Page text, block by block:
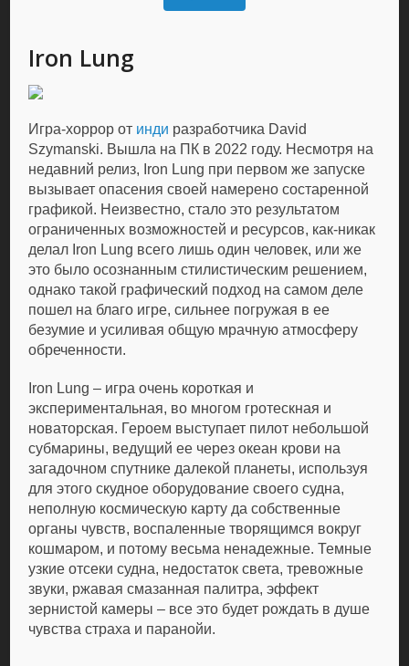
Iron Lung
Игра-хоррор от инди разработчика David
Szymanski. Вышла на ПК в 2022 году. Несмотря на
недавний релиз, Iron Lung при первом же запуске
вызывает опасения своей намерено состаренной
графикой. Неизвестно, стало это результатом
ограниченных возможностей и ресурсов, как-никак
делал Iron Lung всего лишь один человек, или же
это было осознанным стилистическим решением,
однако такой графический подход на самом деле
пошел на благо игре, сильнее погружая в ее
безумие и усиливая общую мрачную атмосферу
обреченности.
Iron Lung – игра очень короткая и
экспериментальная, во многом гротескная и
новаторская. Героем выступает пилот небольшой
субмарины, ведущий ее через океан крови на
загадочном спутнике далекой планеты, используя
для этого скудное оборудование своего судна,
неполную космическую карту да собственные
органы чувств, воспаленные творящимся вокруг
кошмаром, и потому весьма ненадежные. Темные
узкие отсеки судна, недостаток света, тревожные
звуки, ржавая смазанная палитра, эффект
зернистой камеры – все это будет рождать в душе
чувства страха и паранойи.